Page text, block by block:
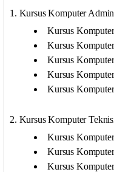
1. Kursus Komputer
Kursus
Kursus
Kursus
Kursus
Kursus
2. Kursus Komputer
Kursus
Kursus
Kursus